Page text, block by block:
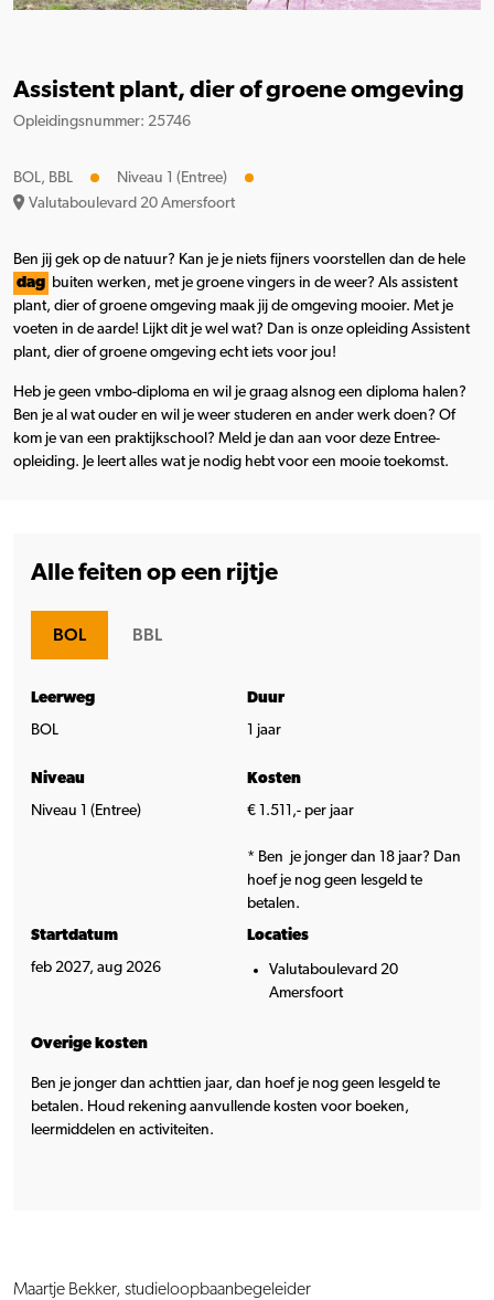
Assistent plant, dier of groene omgeving
Opleidingsnummer: 25746
BOL, BBL
Niveau 1 (Entree)
Valutaboulevard 20 Amersfoort
Ben jij gek op de natuur? Kan je je niets fijners voorstellen dan de hele
dag buiten werken, met je groene vingers in de weer? Als assistent
plant, dier of groene omgeving maak jij de omgeving mooier. Met je
voeten in de aarde! Lijkt dit je wel wat? Dan is onze opleiding Assistent
plant, dier of groene omgeving echt iets voor jou!
Heb je geen vmbo-diploma en wil je graag alsnog een diploma halen?
Ben je al wat ouder en wil je weer studeren en ander werk doen? Of
kom je van een praktijkschool? Meld je dan aan voor deze Entree-
opleiding. Je leert alles wat je nodig hebt voor een mooie toekomst.
Alle feiten op een rijtje
BOL BBL
Leerweg
BOL
Duur
1 jaar
Niveau
Niveau 1 (Entree)
Kosten
€ 1.511,- per jaar
* Ben je jonger dan 18 jaar? Dan
hoef je nog geen lesgeld te
betalen.
Startdatum
feb 2027, aug 2026
Locaties
Valutaboulevard 20
Amersfoort
Overige kosten
Ben je jonger dan achttien jaar, dan hoef je nog geen lesgeld te
betalen. Houd rekening aanvullende kosten voor boeken,
leermiddelen en activiteiten.
Maartje Bekker, studieloopbaanbegeleider